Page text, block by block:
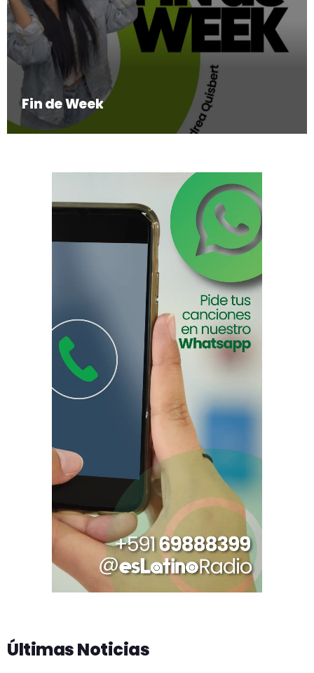
Fin de Week
Últimas Noticias